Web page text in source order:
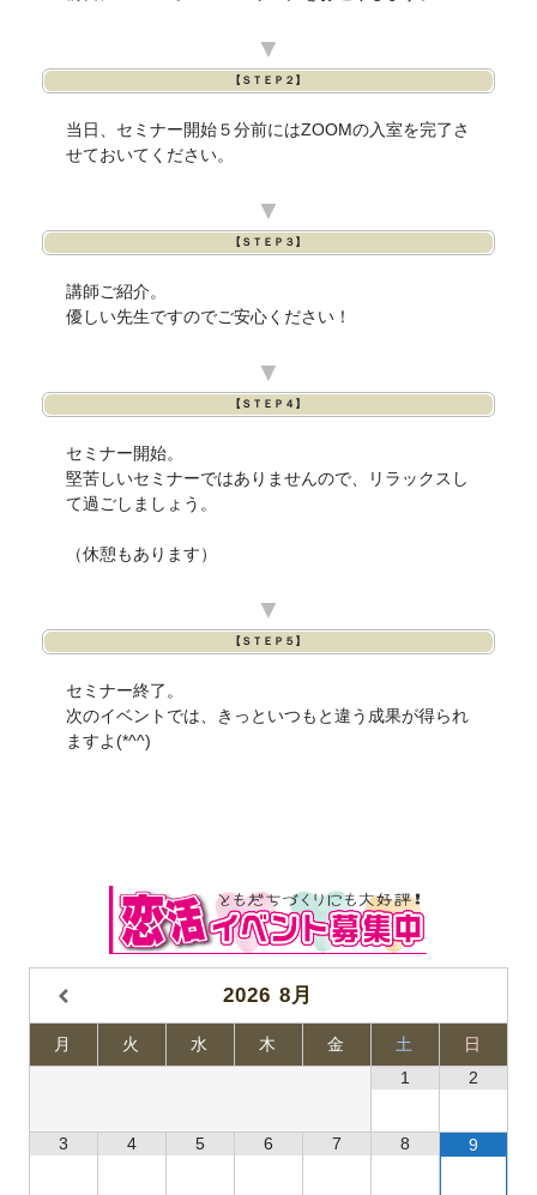
▼
【ＳＴＥＰ２】
当日、セミナー開始５分前にはZOOMの入室を完了さ
せておいてください。
▼
【ＳＴＥＰ３】
講師ご紹介。
優しい先生ですのでご安心ください！
▼
【ＳＴＥＰ４】
セミナー開始。
堅苦しいセミナーではありませんので、リラックスし
て過ごしましょう。
（休憩もあります）
▼
【ＳＴＥＰ５】
セミナー終了。
次のイベントでは、きっといつもと違う成果が得られ
ますよ(*^^)
2026 8月
月 火 水 木 金 土
日
1
2
3 4 5 6 7 8 9